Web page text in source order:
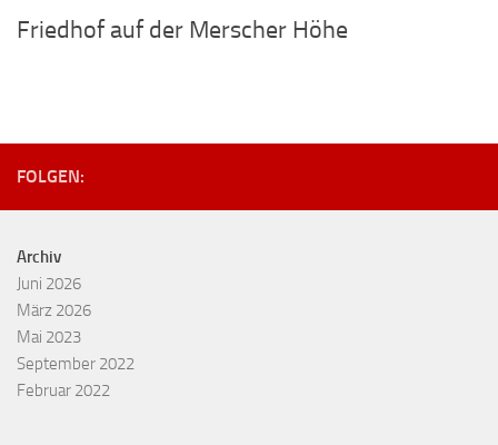
Friedhof auf der Merscher Höhe
FOLGEN:
Archiv
Juni 2026
März 2026
Mai 2023
September 2022
Februar 2022